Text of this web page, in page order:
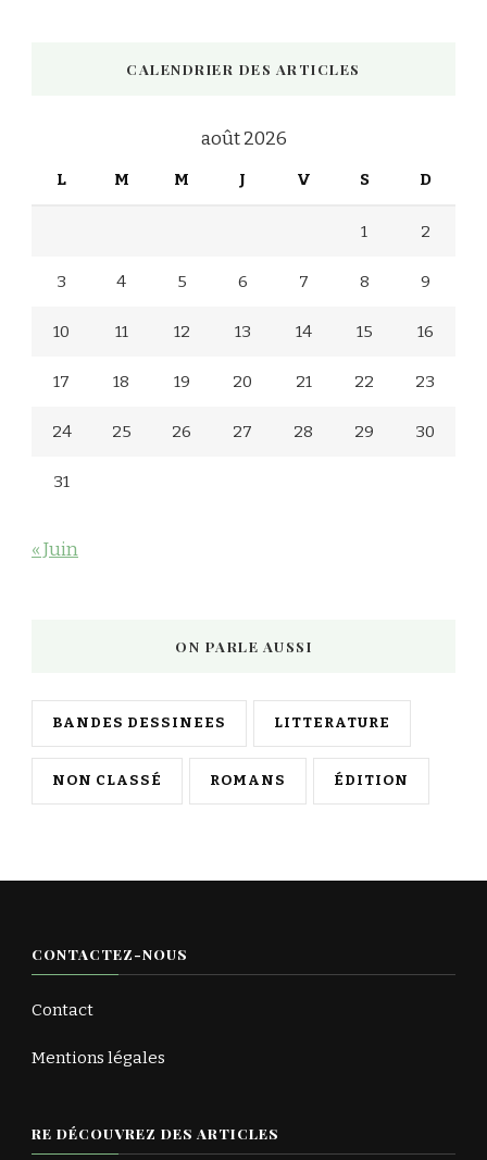
CALENDRIER DES ARTICLES
août 2026
L M M J V S D
1 2
3 4 5 6 7 8 9
10 11 12 13 14 15 16
17 18 19 20 21 22 23
24 25 26 27 28 29 30
31
« Juin
ON PARLE AUSSI
BANDES DESSINEES LITTERATURE
NON CLASSÉ ROMANS ÉDITION
CONTACTEZ-NOUS
Contact
Mentions légales
RE DÉCOUVREZ DES ARTICLES